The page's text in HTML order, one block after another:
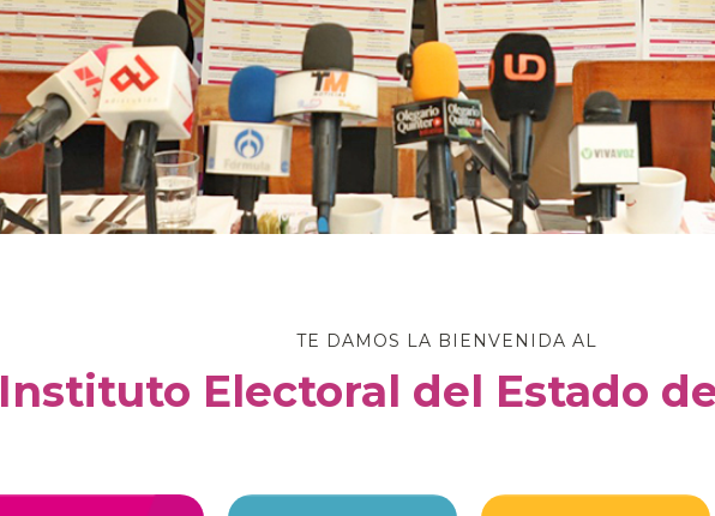
TE DAMOS LA BIENVENIDA AL
Instituto Electoral del Estado